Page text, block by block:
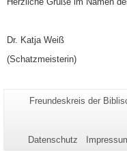
Dr. Katja Weiß
(Schatzmeisterin)
Seiten-
Freundeskreis der
Datenschutz